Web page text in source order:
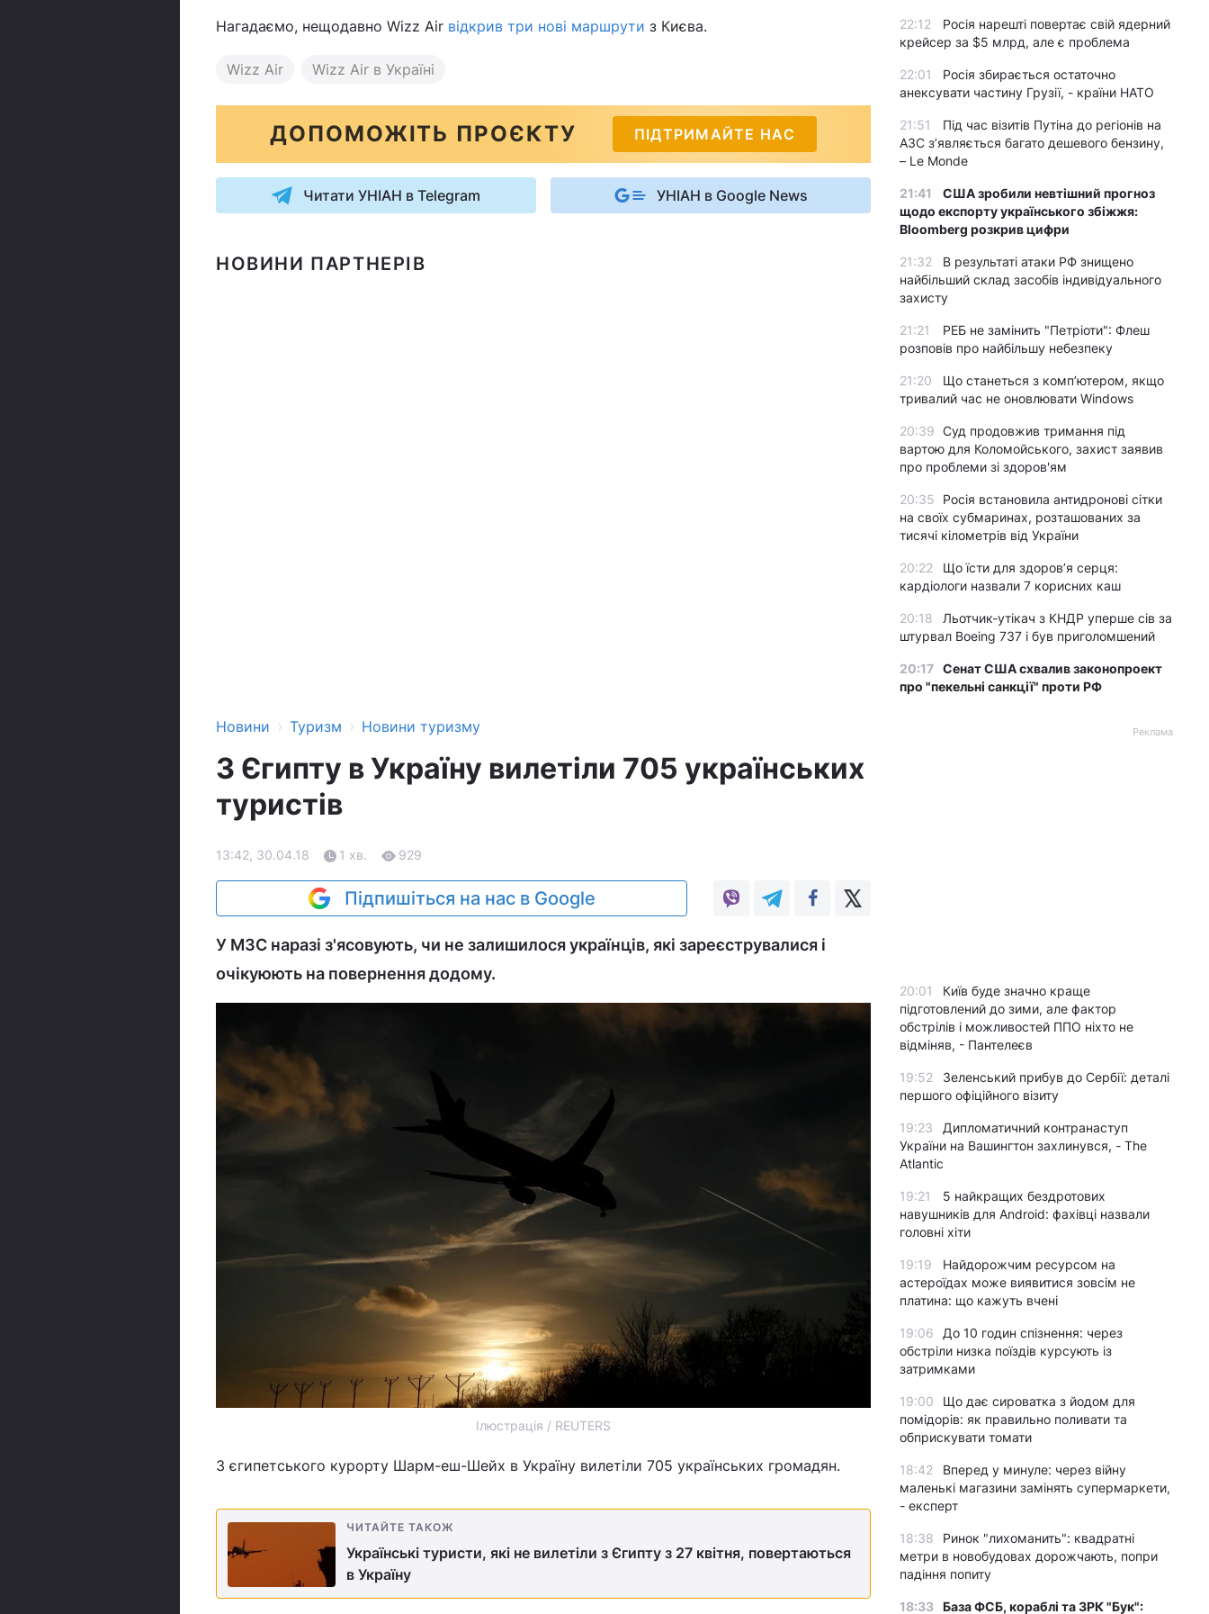
Нагадаємо, нещодавно Wizz Air відкрив три нові маршрути з Києва.
Wizz Air Wizz Air в Україні
ДОПОМОЖІТЬ ПРОЄКТУ ПІДТРИМАЙТЕ НАС
Читати УНІАН в Telegram УНІАН в Google News
НОВИНИ ПАРТНЕРІВ
Новини › Туризм › Новини туризму
З Єгипту в Україну вилетіли 705 українських
туристів
13:42, 30.04.18 1 хв. 929
Підпишіться на нас в Google
У МЗС наразі з'ясовують, чи не залишилося українців, які зареєструвалися і
очікуюють на повернення додому.
Ілюстрація / REUTERS
З єгипетського курорту Шарм-еш-Шейх в Україну вилетіли 705 українських громадян.
ЧИТАЙТЕ ТАКОЖ
Українські туристи, які не вилетіли з Єгипту з 27 квітня, повертаються
в Україну
22:12
Росія нарешті повертає свій ядерний
крейсер за $5 млрд, але є проблема
22:01
Росія збирається остаточно
анексувати частину Грузії, - країни НАТО
21:51
Під час візитів Путіна до регіонів на
АЗС з’являється багато дешевого бензину,
– Le Monde
21:41
США зробили невтішний прогноз
щодо експорту українського збіжжя:
Bloomberg розкрив цифри
21:32
В результаті атаки РФ знищено
найбільший склад засобів індивідуального
захисту
21:21
РЕБ не замінить "Петріоти": Флеш
розповів про найбільшу небезпеку
21:20
Що станеться з комп’ютером, якщо
тривалий час не оновлювати Windows
20:39 Суд продовжив тримання під
вартою для Коломойського, захист заявив
про проблеми зі здоров'ям
20:35
Росія встановила антидронові сітки
на своїх субмаринах, розташованих за
тисячі кілометрів від України
20:22
Що їсти для здоров’я серця:
кардіологи назвали 7 корисних каш
20:18
Льотчик-утікач з КНДР уперше сів за
штурвал Boeing 737 і був приголомшений
20:17 Сенат США схвалив законопроект
про "пекельні санкції" проти РФ
Реклама
20:01
Київ буде значно краще
підготовлений до зими, але фактор
обстрілів і можливостей ППО ніхто не
відміняв, - Пантелеєв
19:52
Зеленський прибув до Сербії: деталі
першого офіційного візиту
19:23
Дипломатичний контранаступ
України на Вашингтон захлинувся, - The
Atlantic
19:21
5 найкращих бездротових
навушників для Android: фахівці назвали
головні хіти
19:19
Найдорожчим ресурсом на
астероїдах може виявитися зовсім не
платина: що кажуть вчені
19:06
До 10 годин спізнення: через
обстріли низка поїздів курсують із
затримками
19:00
Що дає сироватка з йодом для
помідорів: як правильно поливати та
обприскувати томати
18:42
Вперед у минуле: через війну
маленькі магазини замінять супермаркети,
- експерт
18:38
Ринок "лихоманить": квадратні
метри в новобудовах дорожчають, попри
падіння попиту
18:33 База ФСБ, кораблі та ЗРК "Бук":